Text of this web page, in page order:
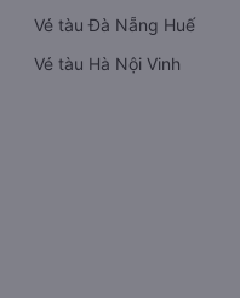
Vé tàu Đà Nẵng Huế
Vé tàu Hà Nội Vinh